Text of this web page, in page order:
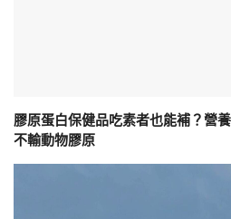
膠原蛋白保健品吃素者也能補？營
不輸動物膠原